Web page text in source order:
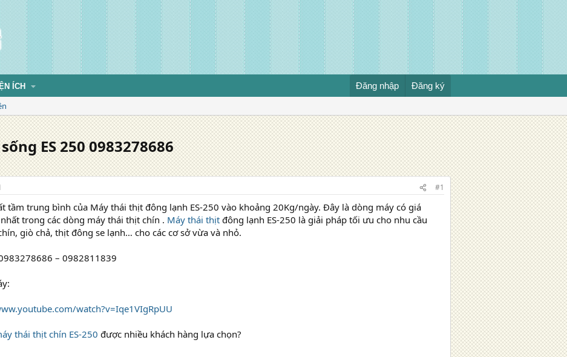
ÍCH Đăng nhập Đăng ký
ES 250 0983278686
#1
tầm trung bình của Máy thái thịt đông lạnh ES-250 vào khoảng 20Kg/ngày. Đây là dòng máy có giá
trong các dòng máy thái thịt chín . Máy thái thịt đông lạnh ES-250 là giải pháp tối ưu cho nhu cầu
giò chả, thịt đông se lạnh… cho các cơ sở vừa và nhỏ.
– 0982811839
watch?v=Iqe1VIgRpUU
thái thịt chín ES-250 được nhiều khách hàng lựa chọn?